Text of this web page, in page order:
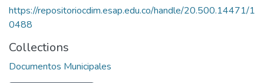
https://repositoriocdim.esap.edu.co/handle/20.500.14471/1
0488
Collections
Documentos Municipales